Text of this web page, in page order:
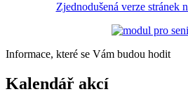
Zjednodušená verze stránek
Informace, které se Vám budou hodit
Kalendář akcí